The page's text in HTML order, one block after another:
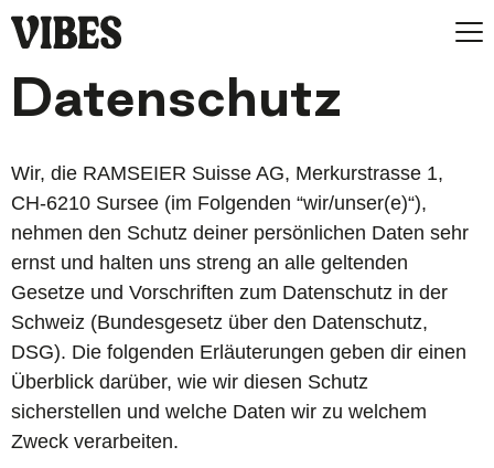
Datenschutz
Wir, die RAMSEIER Suisse AG, Merkurstrasse 1,
CH-6210 Sursee (im Folgenden “wir/unser(e)“),
nehmen den Schutz deiner persönlichen Daten sehr
ernst und halten uns streng an alle geltenden
Gesetze und Vorschriften zum Datenschutz in der
Schweiz (Bundesgesetz über den Datenschutz,
DSG). Die folgenden Erläuterungen geben dir einen
Überblick darüber, wie wir diesen Schutz
sicherstellen und welche Daten wir zu welchem
Zweck verarbeiten.